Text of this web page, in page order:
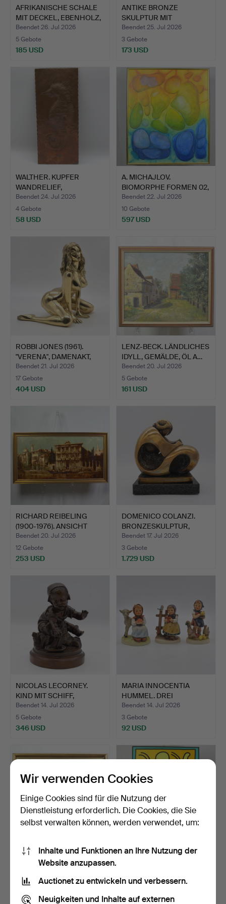
AFRIKANISCHE SCHALE
MIT DECKEL, EBENHOLZ,
…
Beendet 26. Jul 2026
5 Gebote
185 USD
ANTIKE BRONZE
SKULPTUR MIT
DARSTELLUNG EIN…
Beendet 25. Jul 2026
3 Gebote
173 USD
WALTHER. KUPFER
WANDRELIEF,
HANDGEHÄMMERT,…
Beendet 24. Jul 2026
4 Gebote
58 USD
A. MICHAJLOV.
BIOMORPHE FORMEN 02,
ACRYL A…
Beendet 22. Jul 2026
10 Gebote
597 USD
ROBBI JONES (1961).
"VERENA", DAMENAKT,
SK…
Beendet 21. Jul 2026
17 Gebote
404 USD
LENZ-BECK. LÄNDLICHES
IDYLL, GEMÄLDE, ÖL A…
Beendet 20. Jul 2026
5 Gebote
161 USD
RICHARD REIBELING
(1900-1976). ANSICHT
AUF…
Beendet 20. Jul 2026
12 Gebote
253 USD
DOMENICO COLANZI.
BRONZESKULPTUR,
ABSTRAHI…
Beendet 17. Jul 2026
3 Gebote
1.729 USD
NICOLAS LECORNEY.
KIND MIT SCHIFF,
BRONZE …
Beendet 14. Jul 2026
5 Gebote
346 USD
MARIA INNOCENTIA
HUMMEL. DREI
"HUMMELFIGUR…
Beendet 14. Jul 2026
3 Gebote
92 USD
RIHARD JAKOPIČ
(1869-1943). "SEJALEC",
GEM…
29 Gebote
12.676 USD
KEITH HARING. NACH.
116 USD
Wir verwenden Cookies
Einige Cookies sind für die Nutzung der
Dienstleistung erforderlich. Die Cookies, die Sie
selbst verwalten können, werden verwendet, um:
Inhalte und Funktionen an Ihre Nutzung der
Website anzupassen.
Auctionet zu entwickeln und verbessern.
Neuigkeiten und Inhalte auf externen